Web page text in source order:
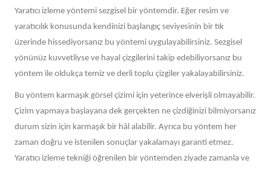
Yaratıcı izleme yöntemi sezgisel bir yöntemdir. Eğer resim ve
yaratıcılık konusunda kendinizi başlangıç seviyesinin bir tık
üzerinde hissediyorsanız bu yöntemi uygulayabilirsiniz. Sezgisel
yönünüz kuvvetliyse ve hayal çizgilerini takip edebiliyorsanız bu
yöntem ile oldukça temiz ve derli toplu çizgiler yakalayabilirsiniz.
Bu yöntem karmaşık görsel çizimi için yeterince elverişli olmayabilir.
Çizim yapmaya başlayana dek gerçekten ne çizdiğinizi bilmiyorsanız
durum sizin için karmaşık bir hâl alabilir. Ayrıca bu yöntem her
zaman doğru ve istenilen sonuçlar yakalamayı garanti etmez.
Yaratıcı izleme tekniği öğrenilen bir yöntemden ziyade zamanla ve